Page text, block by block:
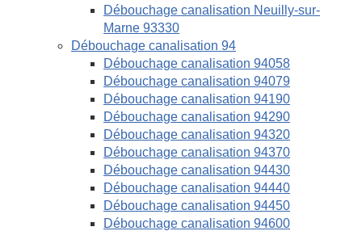
Débouchage canalisation Neuilly-sur-
Marne 93330
Débouchage canalisation 94
Débouchage canalisation 94058
Débouchage canalisation 94079
Débouchage canalisation 94190
Débouchage canalisation 94290
Débouchage canalisation 94320
Débouchage canalisation 94370
Débouchage canalisation 94430
Débouchage canalisation 94440
Débouchage canalisation 94450
Débouchage canalisation 94600